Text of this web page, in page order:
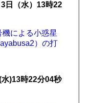
日（水）13時22
による小惑星
）の打
)13時22分04秒